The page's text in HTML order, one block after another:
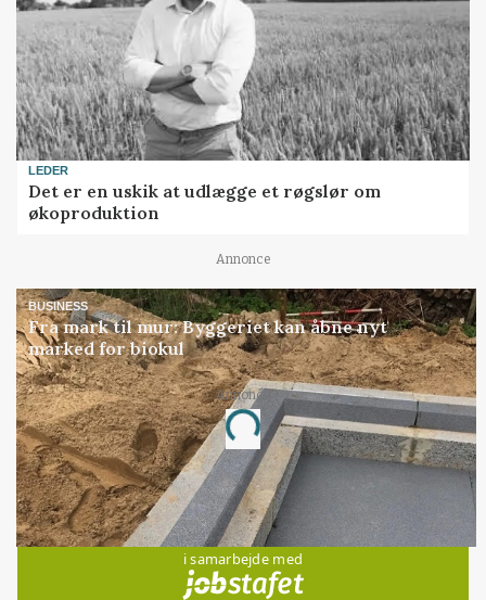
LEDER
Det er en uskik at udlægge et røgslør om
økoproduktion
Annonce
BUSINESS
Fra mark til mur: Byggeriet kan åbne nyt
marked for biokul
Annonce
Loading...
Jobs
i samarbejde med